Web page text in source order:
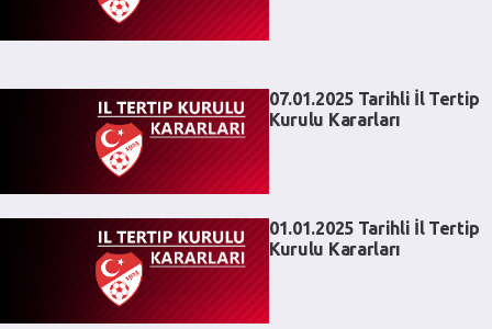
07.01.2025 Tarihli İl Tertip
Kurulu Kararları
01.01.2025 Tarihli İl Tertip
Kurulu Kararları